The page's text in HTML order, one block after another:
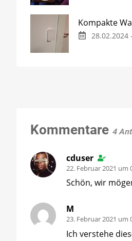
Kompakte
28.02.2024
Kommentare 4
cduser
22. Februar 2021 um
Schön, wir
M
23. Februar 2021 um
Ich verstehe